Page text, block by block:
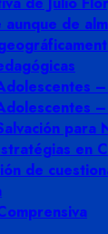
de
para
en
de